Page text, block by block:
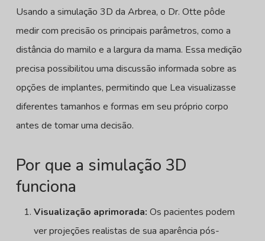
Usando a simulação 3D da Arbrea, o Dr. Otte pôde
medir com precisão os principais parâmetros, como a
distância do mamilo e a largura da mama. Essa medição
precisa possibilitou uma discussão informada sobre as
opções de implantes, permitindo que Lea visualizasse
diferentes tamanhos e formas em seu próprio corpo
antes de tomar uma decisão.
Por que a simulação 3D
funciona
Visualização aprimorada: Os pacientes podem
ver projeções realistas de sua aparência pós-